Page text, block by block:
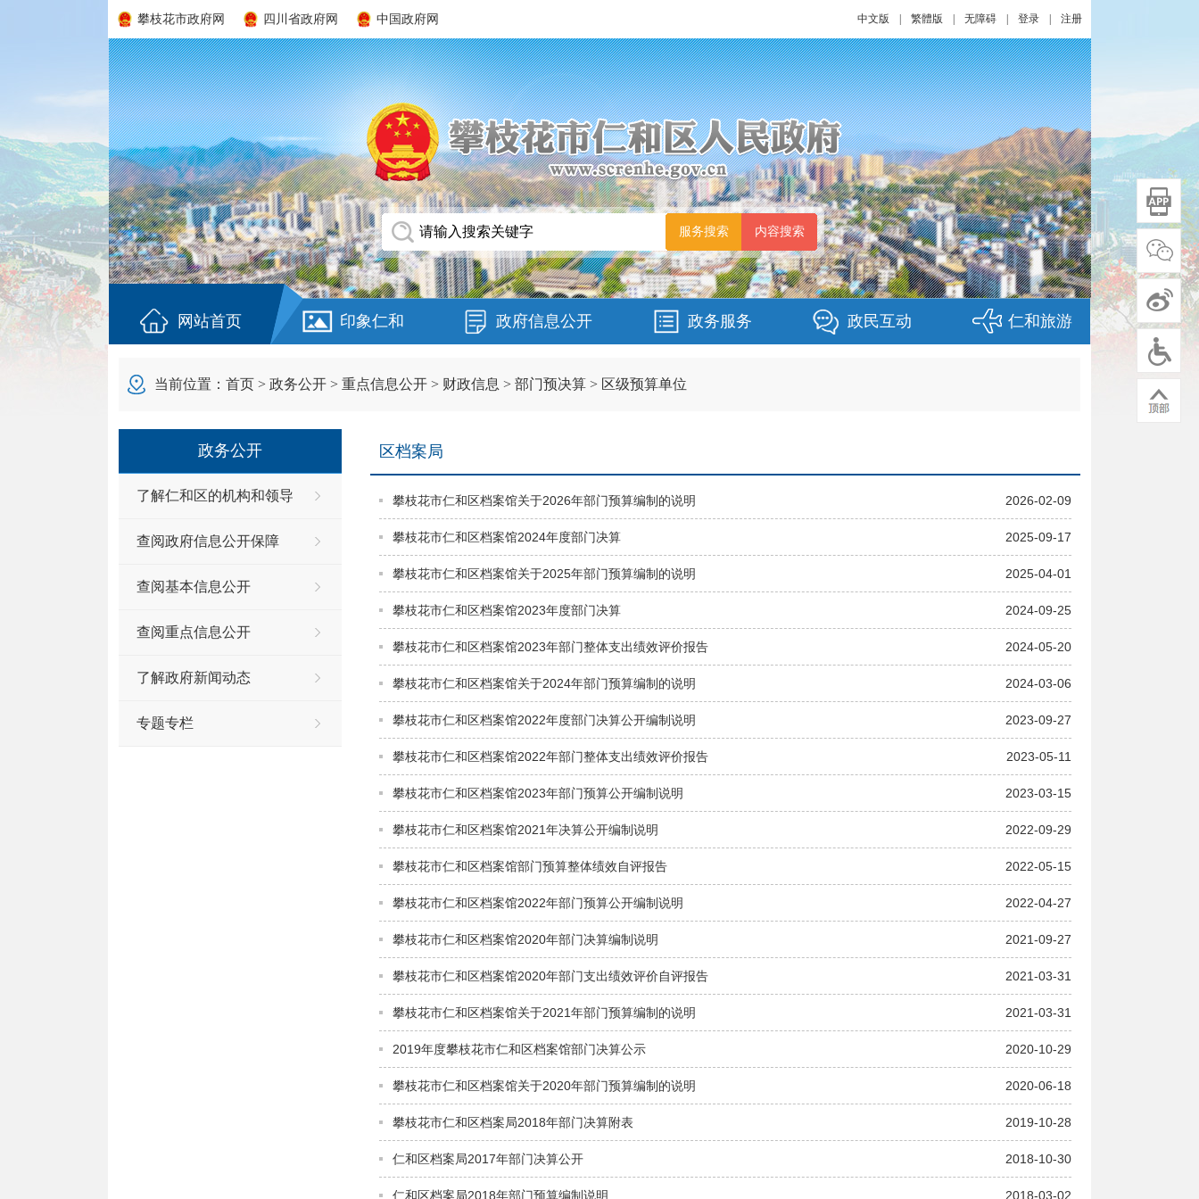
攀枝花市政府网 四川省政府网 中国政府网 中文版 繁體版 无障碍 登录 注册
网站首页 印象仁和 政府信息公开 政务服务 政民互动 仁和旅游
当前位置： 首页 > 政务公开 > 重点信息公开 > 财政信息 > 部门预决算 > 区级预算单位
政务公开
了解仁和区的机构和领导
查阅政府信息公开保障
查阅基本信息公开
查阅重点信息公开
了解政府新闻动态
专题专栏
区档案局
2026-02-09
攀枝花市仁和区档案馆关于2026年部门预算编制的说明
2025-09-17
攀枝花市仁和区档案馆2024年度部门决算
2025-04-01
攀枝花市仁和区档案馆关于2025年部门预算编制的说明
2024-09-25
攀枝花市仁和区档案馆2023年度部门决算
2024-05-20
攀枝花市仁和区档案馆2023年部门整体支出绩效评价报告
2024-03-06
攀枝花市仁和区档案馆关于2024年部门预算编制的说明
2023-09-27
攀枝花市仁和区档案馆2022年度部门决算公开编制说明
2023-05-11
攀枝花市仁和区档案馆2022年部门整体支出绩效评价报告
2023-03-15
攀枝花市仁和区档案馆2023年部门预算公开编制说明
2022-09-29
攀枝花市仁和区档案馆2021年决算公开编制说明
2022-05-15
攀枝花市仁和区档案馆部门预算整体绩效自评报告
2022-04-27
攀枝花市仁和区档案馆2022年部门预算公开编制说明
2021-09-27
攀枝花市仁和区档案馆2020年部门决算编制说明
2021-03-31
攀枝花市仁和区档案馆2020年部门支出绩效评价自评报告
2021-03-31
攀枝花市仁和区档案馆关于2021年部门预算编制的说明
2020-10-29
2019年度攀枝花市仁和区档案馆部门决算公示
2020-06-18
攀枝花市仁和区档案馆关于2020年部门预算编制的说明
2019-10-28
攀枝花市仁和区档案局2018年部门决算附表
2018-10-30
仁和区档案局2017年部门决算公开
2018-03-02
仁和区档案局2018年部门预算编制说明